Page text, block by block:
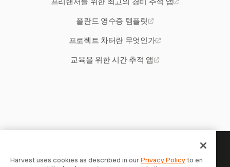
폴란드 영수증 템플릿
프로젝트 차터란 무엇인가
교육을 위한 시간 추적 앱
당신의 시간은 기록할 가치가 있
Harvest uses cookies as described in ourPrivacy Policyto en